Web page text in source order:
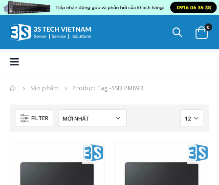
0
Sản phẩm Product Tag -SSD PM893
FILTER